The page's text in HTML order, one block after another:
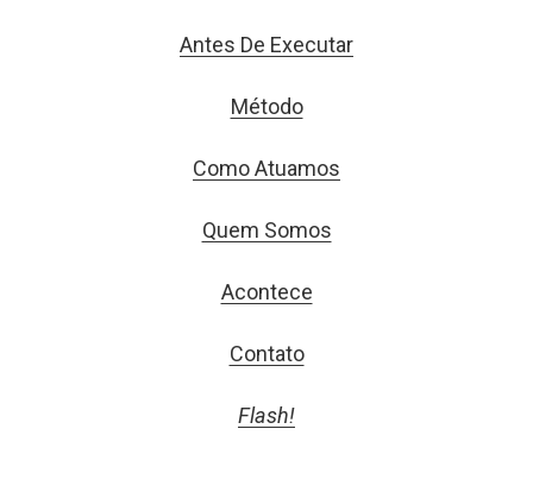
Antes De Executar
Método
Como Atuamos
Quem Somos
Acontece
Contato
Flash!